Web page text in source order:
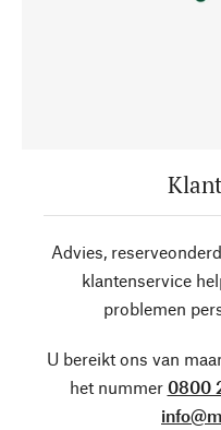
Advies,
klantenservice
problemen
U bereikt ons van
het nummer 0800